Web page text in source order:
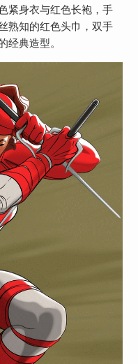
紧身衣与红色长袍，手
熟知的红色头巾，双手
经典造型。